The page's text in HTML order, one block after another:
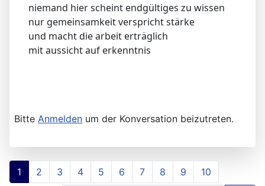
niemand hier scheint endgültiges zu wissen
nur gemeinsamkeit verspricht stärke
und macht die arbeit erträglich
mit aussicht auf erkenntnis
Bitte Anmelden um der Konversation beizutreten.
1 2 3 4 5 6 7 8 9 10